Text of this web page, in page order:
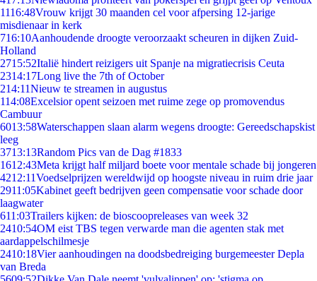
1116:48Vrouw krijgt 30 maanden cel voor afpersing 12-jarige
misdienaar in kerk
716:10Aanhoudende droogte veroorzaakt scheuren in dijken Zuid-
Holland
2715:52Italië hindert reizigers uit Spanje na migratiecrisis Ceuta
2314:17Long live the 7th of October
214:11Nieuw te streamen in augustus
114:08Excelsior opent seizoen met ruime zege op promovendus
Cambuur
6013:58Waterschappen slaan alarm wegens droogte: Gereedschapskist
leeg
3713:13Random Pics van de Dag #1833
1612:43Meta krijgt half miljard boete voor mentale schade bij jongeren
4212:11Voedselprijzen wereldwijd op hoogste niveau in ruim drie jaar
2911:05Kabinet geeft bedrijven geen compensatie voor schade door
laagwater
611:03Trailers kijken: de bioscoopreleases van week 32
2410:54OM eist TBS tegen verwarde man die agenten stak met
aardappelschilmesje
2410:18Vier aanhoudingen na doodsbedreiging burgemeester Depla
van Breda